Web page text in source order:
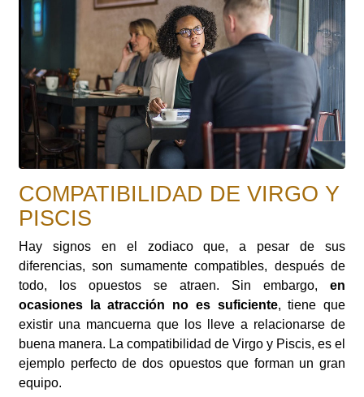
COMPATIBILIDAD DE VIRGO Y
PISCIS
Hay signos en el zodiaco que, a pesar de sus
diferencias, son sumamente compatibles, después de
todo, los opuestos se atraen. Sin embargo, en
ocasiones la atracción no es suficiente, tiene que
existir una mancuerna que los lleve a relacionarse de
buena manera. La compatibilidad de Virgo y Piscis, es el
ejemplo perfecto de dos opuestos que forman un gran
equipo.